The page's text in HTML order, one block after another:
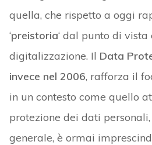
quella, che rispetto a oggi
‘preistoria‘ dal punto di vista
digitalizzazione. Il Data
invece nel 2006, rafforza il
in un contesto come quello
protezione dei dati
generale, è ormai